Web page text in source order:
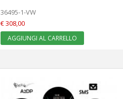
36495-1-VW
€ 308,00
AGGIUNGI AL CARRELLO